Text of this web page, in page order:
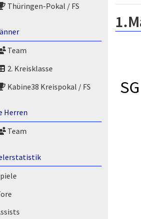
Thüringen-Pokal / FS
Team
2. Kreisklasse
Kabine38 Kreispokal / FS
Herren
Team